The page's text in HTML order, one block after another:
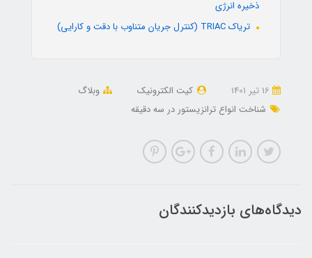
ذخیره انرژی
تریاک TRIAC (کنترل جریان متناوب با دقت و کارایی)
کیت الکترونیک
وبلاگ
شناخت انواع ترانزیستور در سه دقیقه
دیدگاه‌های بازدیدکنندگان